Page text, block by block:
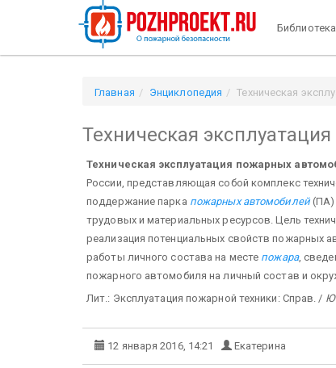
Библиотека
Главная Энциклопедия Техническая
Техническая
Техническая эксплуатация пожарных
России, представляющая собой комплекс
поддержание парка пожарных автомобилей(ПА)
трудовых и материальных ресурсов. Цель
реализация потенциальных свойств пожарных
работы личного состава на месте пожара,
пожарного автомобиля на личный состав и
Лит.: Эксплуатация пожарной техники: Справ. /
12 января 2016, 14:21 Екатерина